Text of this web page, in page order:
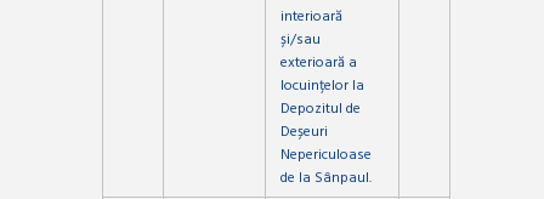
interioară
și/sau
exterioară a
locuințelor la
Depozitul de
Deșeuri
Nepericuloase
de la Sânpaul.